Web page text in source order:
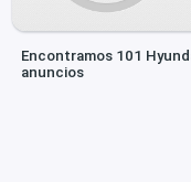
Encontramos 101
anuncios